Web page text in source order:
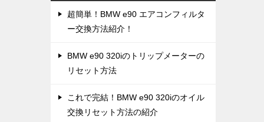
超簡単！BMW e90 エアコンフィルタ
ー交換方法紹介！
BMW e90 320iのトリップメーターの
リセット方法
これで完結！BMW e90 320iのオイル
交換リセット方法の紹介